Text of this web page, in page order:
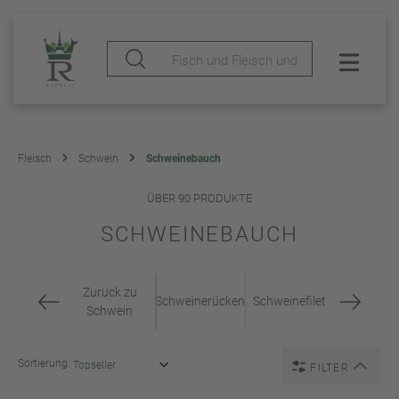
Fleisch Schwein Schweinebauch
ÜBER 90 PRODUKTE
SCHWEINEBAUCH
Zurück zu
Schwein
Schweinerücken Schweinefilet
FILTER
Sortierung: